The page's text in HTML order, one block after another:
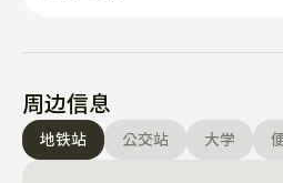
※ 过大的噪音会给邻居带来不便
※ 使用便携式燃气灶在室内进食
灾。
※ 使用时请小心，因为如果产品
周边信息
地铁站 公交站 大学